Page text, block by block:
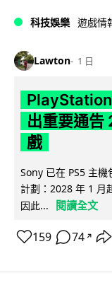
科技娛樂 遊戲情
Lawton 1 日
出重要通告
戲
Sony 已在 PS5 主
計劃：2028 年 1 月
因此...
閱讀全文
159 74 ↗